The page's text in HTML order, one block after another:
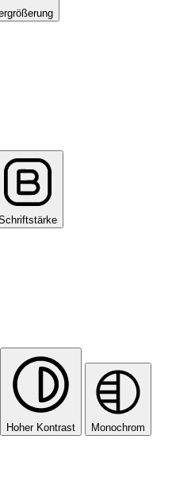
Hoher Kontrast Monochrom